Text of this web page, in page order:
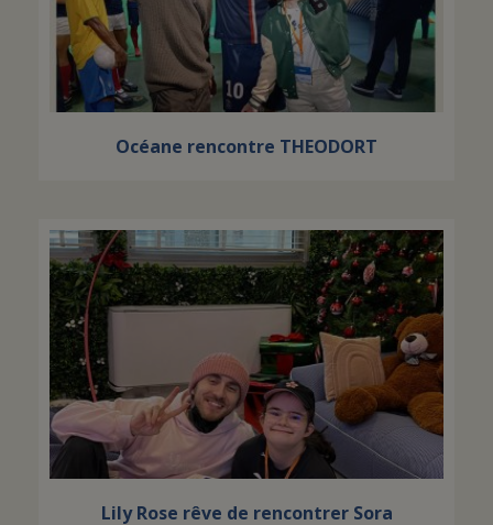
Océane rencontre THEODORT
Lily Rose rêve de rencontrer Sora